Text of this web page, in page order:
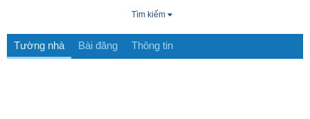
Tìm kiếm
Tường nhà Bài đăng Thông tin